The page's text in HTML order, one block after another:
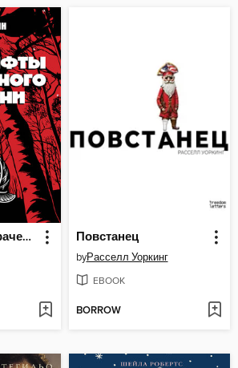
Ландшафты утраченного времени Повстанец
byРасселл Уоркинг
EBOOK
BORROW